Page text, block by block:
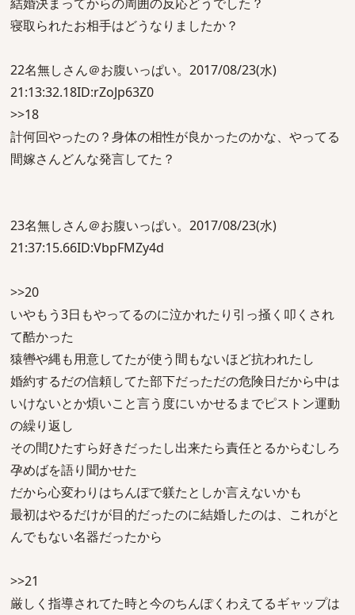
寝取られたお相手はどうなりましたか？
22名無しさん＠お腹いっぱい。2017/08/23(水)
21:13:32.18ID:rZoJp63Z0
>>18
計何回やったの？身体の相性が良かったのかな、やってる
間嫁さんどんな発言してた？
23名無しさん＠お腹いっぱい。2017/08/23(水)
21:37:15.66ID:VbpFMZy4d
>>20
いやもう3日もやってるのに泣かれたり引っ掻く叩くされ
て酷かった
猿轡や縄も用意してたが使う間もないほど抗われたし
婚約するだの信頼してた部下だっただの危険日だから中は
いけないとか煩いこと言う度にいかせるまでピストン運動
の繰り返し
その間ひたすら好きだったし出来たら責任とるからむしろ
孕めばを語り聞かせた
だから心変わりはちんぽで躾たとしか言えないかも
最初はやるだけが目的だったのに結婚したのは、これがと
んでもない名器だったから
>>21
厳しく指導されてた時と今のちんぽくわえてるギャップは